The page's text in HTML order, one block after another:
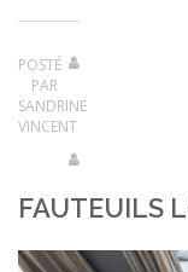
POSTÉ
PAR
SANDRINE
VINCENT
FAUTEUILS